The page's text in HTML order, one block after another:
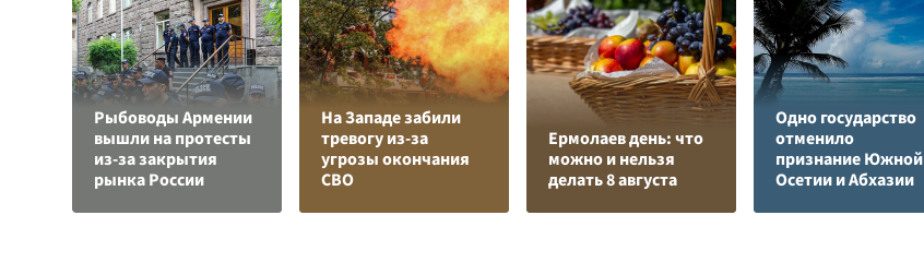
Рыбоводы Армении
вышли на протесты
из-за закрытия
рынка России
На Западе забили
тревогу из-за
угрозы окончания
СВО
Ермолаев день: что
можно и нельзя
делать 8 августа
Одно государство
отменило
признание Южной
Осетии и Абхазии